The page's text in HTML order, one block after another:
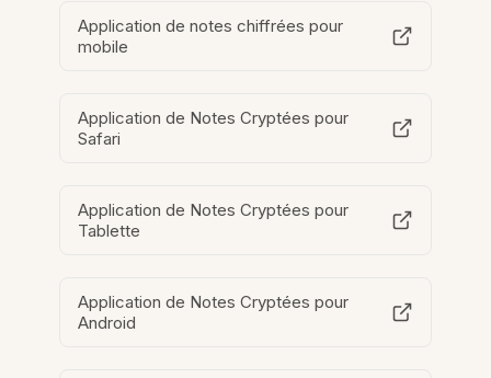
Application de notes chiffrées pour
mobile
Application de Notes Cryptées pour
Safari
Application de Notes Cryptées pour
Tablette
Application de Notes Cryptées pour
Android